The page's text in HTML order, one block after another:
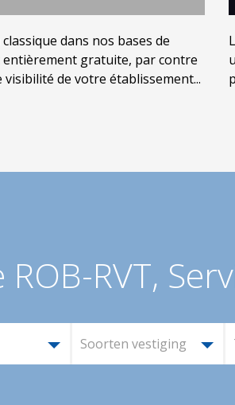
dans nos bases de
entièrement gratuite, par contre
visibilité de votre établissement...
RVT,
Soorten vestiging